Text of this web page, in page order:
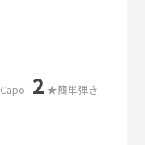
Capo 2 ★簡単弾き